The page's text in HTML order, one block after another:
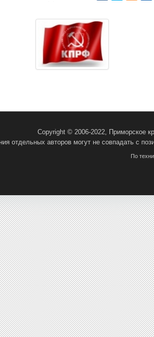
Copyright © 2006-2022, Приморское
отдельных авторов могут не совпадать с
По